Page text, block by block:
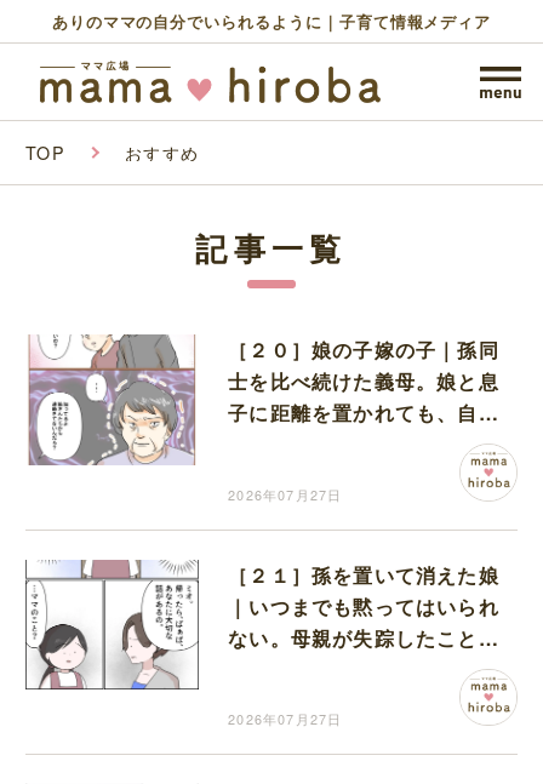
ありのママの自分でいられるように｜子育て情報メディア
TOP おすすめ
記事一覧
［２０］娘の子嫁の子｜孫同
士を比べ続けた義母。娘と息
子に距離を置かれても、自分
2026年07月27日
［２１］孫を置いて消えた娘
｜いつまでも黙ってはいられ
ない。母親が失踪したことを
孫に打ち明けることを決意
2026年07月27日